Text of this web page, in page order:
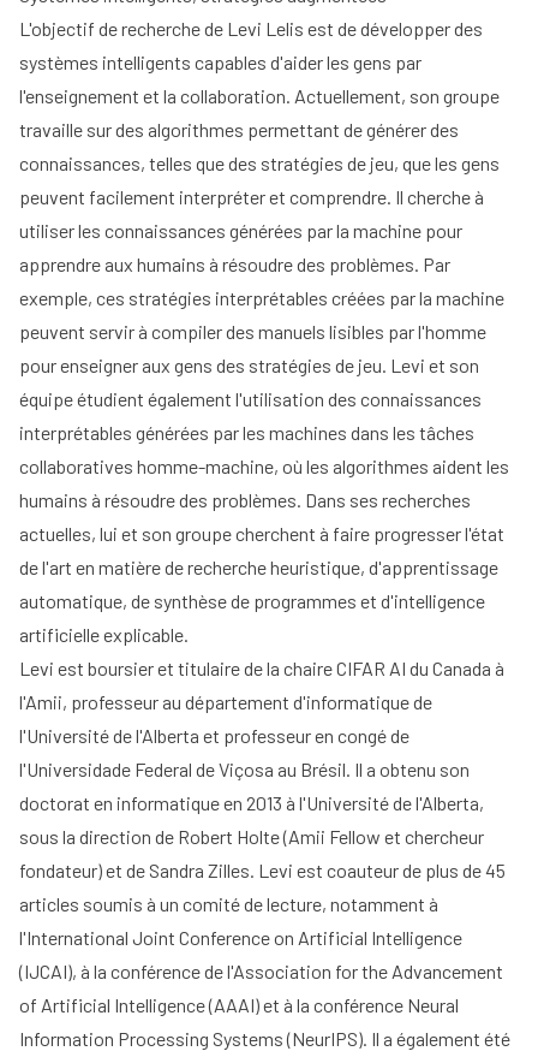
L'objectif de recherche de Levi Lelis est de développer des
systèmes intelligents capables d'aider les gens par
l'enseignement et la collaboration. Actuellement, son groupe
travaille sur des algorithmes permettant de générer des
connaissances, telles que des stratégies de jeu, que les gens
peuvent facilement interpréter et comprendre. Il cherche à
utiliser les connaissances générées par la machine pour
apprendre aux humains à résoudre des problèmes. Par
exemple, ces stratégies interprétables créées par la machine
peuvent servir à compiler des manuels lisibles par l'homme
pour enseigner aux gens des stratégies de jeu. Levi et son
équipe étudient également l'utilisation des connaissances
interprétables générées par les machines dans les tâches
collaboratives homme-machine, où les algorithmes aident les
humains à résoudre des problèmes. Dans ses recherches
actuelles, lui et son groupe cherchent à faire progresser l'état
de l'art en matière de recherche heuristique, d'apprentissage
automatique, de synthèse de programmes et d'intelligence
artificielle explicable.
Levi est boursier et titulaire de la chaire CIFAR AI du Canada à
l'Amii, professeur au département d'informatique de
l'Université de l'Alberta et professeur en congé de
l'Universidade Federal de Viçosa au Brésil. Il a obtenu son
doctorat en informatique en 2013 à l'Université de l'Alberta,
sous la direction de Robert Holte (Amii Fellow et chercheur
fondateur) et de Sandra Zilles. Levi est coauteur de plus de 45
articles soumis à un comité de lecture, notamment à
l'International Joint Conference on Artificial Intelligence
(IJCAI), à la conférence de l'Association for the Advancement
of Artificial Intelligence (AAAI) et à la conférence Neural
Information Processing Systems (NeurIPS). Il a également été